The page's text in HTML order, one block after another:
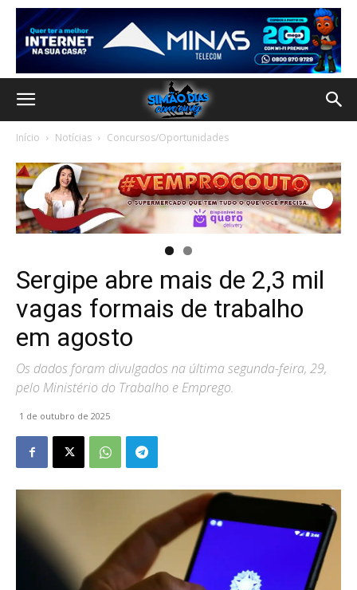
Início Notícias Concursos/Oportunidades
Sergipe abre mais de 2,3 mil
vagas formais de trabalho
em agosto
Os dados foram divulgados na última segunda-feira, 29,
pelo Ministério do Trabalho e Emprego.
1 de outubro de 2025